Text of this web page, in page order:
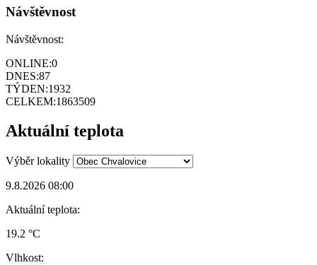
Návštěvnost
Návštěvnost:
ONLINE:0
DNES:87
TÝDEN:1932
CELKEM:1863509
Aktuální teplota
Výběr lokality
9.8.2026 08:00
Aktuální teplota:
19.2 °C
Vlhkost: